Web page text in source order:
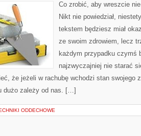
Co zrobić, aby wreszcie
Nikt nie powiedział,
tekstem będziesz miał
ze swoim zdrowiem, lecz
każdym przypadku czymś
najzwyczajniej nie starać
że jeżeli w rachubę wchodzi stan swojego
dużo zależy od nas. […]
ODDECHOWE